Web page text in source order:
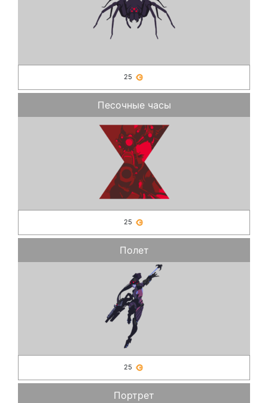
25
Песочные часы
25
Полет
25
Портрет